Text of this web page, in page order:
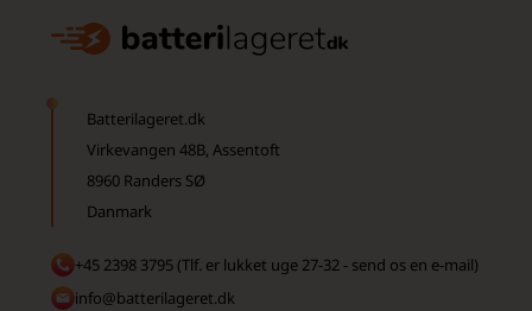
Batterilageret.dk
Virkevangen 48B, Assentoft
8960 Randers SØ
Danmark
+45 2398 3795 (Tlf. er lukket uge 27-32 - send os en e-mail)
info@batterilageret.dk